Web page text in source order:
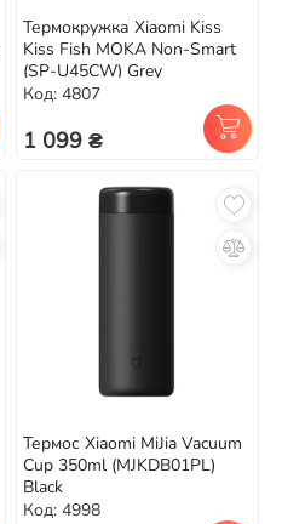
Термокружка Xiaomi Kiss
Kiss Fish MOKA Non-Smart
(SP-U45CW) Grey
Код: 4807
1 099 ₴
Термос Xiaomi MiJia Vacuum
Cup 350ml (MJKDB01PL)
Black
Код: 4998